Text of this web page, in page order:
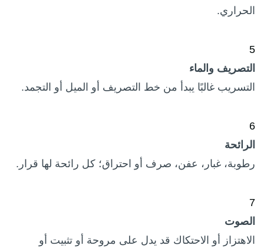
الحراري.
5
التصريف والماء
التسريب غالبًا يبدأ من خط التصريف أو الميل أو التجمد.
6
الرائحة
رطوبة، غبار، عفن، صرف أو احتراق؛ كل رائحة لها قرار.
7
الصوت
الاهتزاز أو الاحتكاك قد يدل على مروحة أو تثبيت أو